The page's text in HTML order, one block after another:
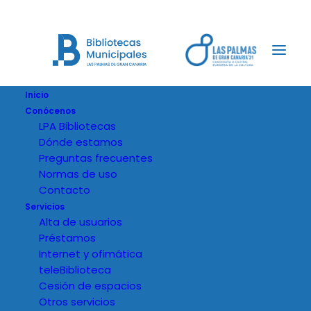
Inicio
Conócenos
LPA Bibliotecas
Dónde estamos
Preguntas frecuentes
Normas de uso
Contacto
Servicios
Alta de usuarios
Préstamos
Internet y ofimática
teleBiblioteca
Cesión de espacios
Otros servicios